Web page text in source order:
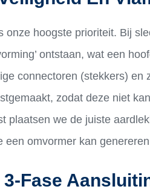
onze hoogste prioriteit. Bij
ontstaan, wat een
connectoren (stekkers)
zodat deze niet
plaatsen we de juiste
een omvormer kan
3-Fase